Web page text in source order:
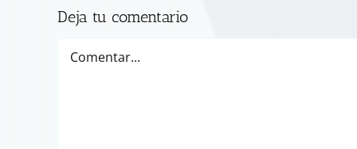
Deja tu comentario